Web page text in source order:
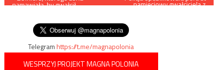
namawiała, by gwałcił pamięciowy gwałciciela z
Telegramhttps://t.me/magnapolonia
WESPRZYJ PROJEKT MAGNA POLONIA